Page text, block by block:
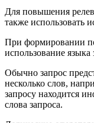
Для повышения
также использовать
При формировании
использование языка
Обычно запрос
несколько слов,
запросу находится
слова запроса.